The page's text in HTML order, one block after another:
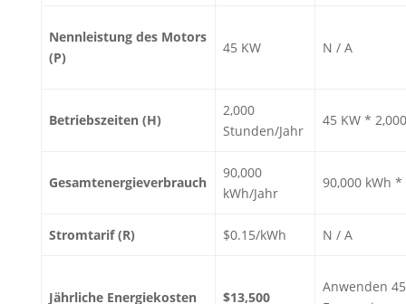
Nennleistung des Motors
(P)
45 KW N / A
Betriebszeiten (H)
2,000
Stunden/Jahr
45 KW *
Gesamtenergieverbrauch
90,000
kWh/Jahr
90,000 kWh *
Stromtarif (R) $0.15/kWh N / A
Jährliche Energiekosten $13,500
Anwenden